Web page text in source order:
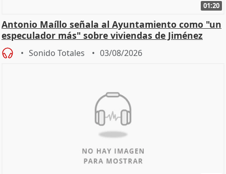
01:20
Antonio Maíllo señala al Ayuntamiento como "un
especulador más" sobre viviendas de Jiménez
Becerril
Sonido Totales 03/08/2026